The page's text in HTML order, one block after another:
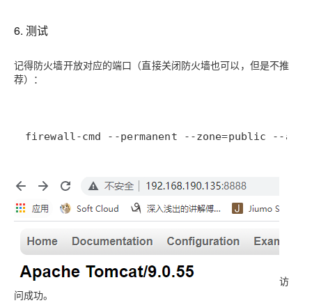
6. 测试
记得防火墙开放对应的端口（直接关闭防火墙也可以，但是不推
荐）：
firewall-cmd --permanent --zone=public --add-
访
问成功。